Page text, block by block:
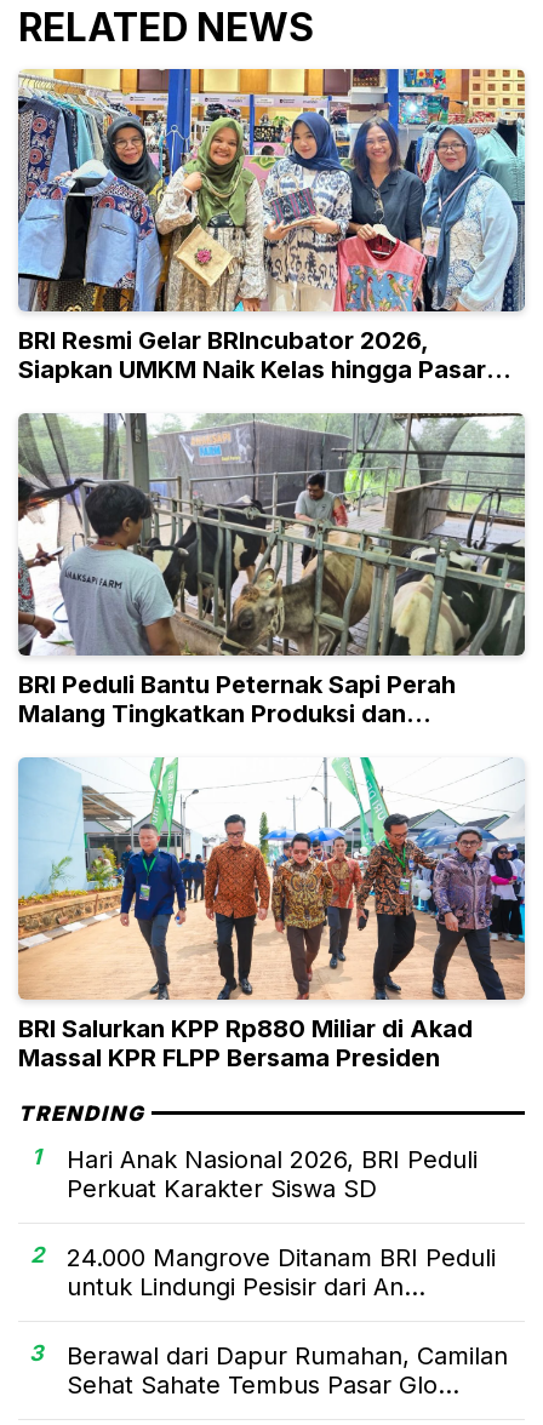
RELATED NEWS
BRI Resmi Gelar BRIncubator 2026,
Siapkan UMKM Naik Kelas hingga Pasar
BRI Peduli Bantu Peternak Sapi Perah
Malang Tingkatkan Produksi dan
BRI Salurkan KPP Rp880 Miliar di Akad
Massal KPR FLPP Bersama Presiden
TRENDING
1
Hari Anak Nasional 2026, BRI Peduli
Perkuat Karakter Siswa SD
2
24.000 Mangrove Ditanam BRI Peduli
untuk Lindungi Pesisir dari An...
3
Berawal dari Dapur Rumahan, Camilan
Sehat Sahate Tembus Pasar Glo...